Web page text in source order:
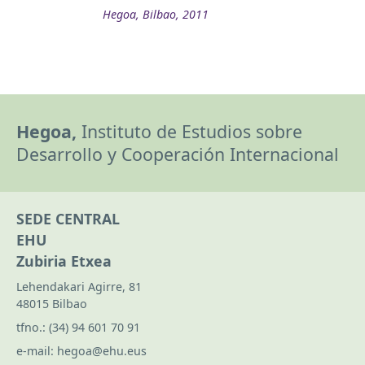
Hegoa, Bilbao, 2011
Hegoa, Instituto de Estudios sobre
Desarrollo y Cooperación Internacional
SEDE CENTRAL
EHU
Zubiria Etxea
Lehendakari Agirre, 81
48015 Bilbao
tfno.: (34) 94 601 70 91
e-mail: hegoa@ehu.eus